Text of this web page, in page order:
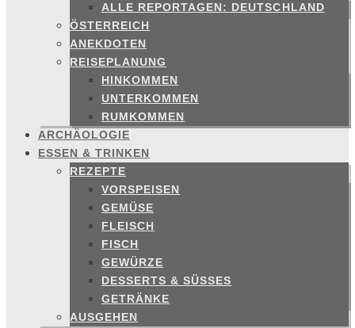
ALLE REPORTAGEN: DEUTSCHLAND
ÖSTERREICH
ANEKDOTEN
REISEPLANUNG
HINKOMMEN
UNTERKOMMEN
RUMKOMMEN
ARCHÄOLOGIE
ESSEN & TRINKEN
REZEPTE
VORSPEISEN
GEMÜSE
FLEISCH
FISCH
GEWÜRZE
DESSERTS & SÜSSES
GETRÄNKE
AUSGEHEN